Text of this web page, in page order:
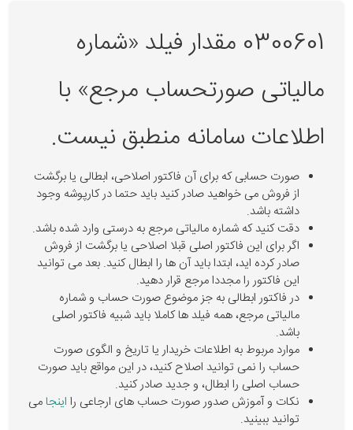
0300601 مقدار فیلد «شماره
مالیاتی صورتحساب مرجع» با
اطلاعات سامانه منطبق نیست.
صورت حسابی که برای آن فاکتور اصلاحی، ابطالی یا برگشت
از فروش می خواهید صادر کنید باید حتما در کارپوشه وجود
داشته باشد.
دقت کنید که شماره مالیاتی مرجع به درستی وارد شده باشد.
اگر برای این فاکتور اصلی قبلا اصلاحی یا برگشت از فروش
صادر کرده اید، ابتدا باید آن ها را ابطال کنید. بعد می توانید
این فاکتور را مجددا مرجع قرار دهید.
در فاکتور ابطالی به جز موضوع صورت حساب و شماره
مالیاتی مرجع، همه فیلد ها کاملا باید شبیه فاکتور اصلی
باشد.
موارد مربوط به اطلاعات خریدار یا تاریخ و الگوی صورت
حساب را نمی توانید اصلاح کنید، در این مواقع باید صورت
حساب اصلی را ابطال، و جدید صادر کنید.
نکات و آموزش صدور صورت حساب های ارجاعی را اینجامی
توانید ببینید.